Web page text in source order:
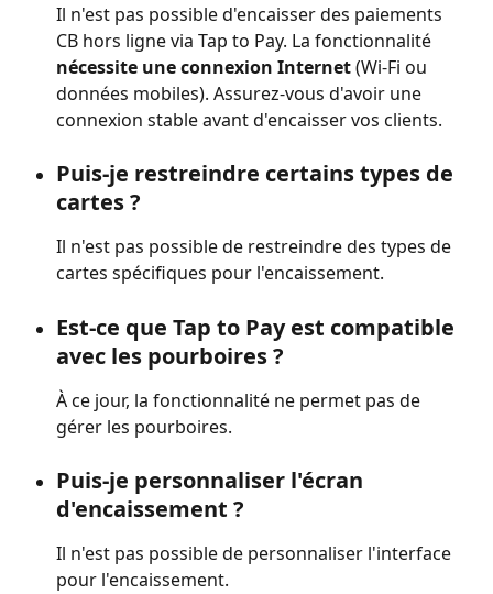
Il n'est pas possible d'encaisser des paiements
CB hors ligne via Tap to Pay. La fonctionnalité
nécessite une connexion Internet (Wi-Fi ou
données mobiles). Assurez-vous d'avoir une
connexion stable avant d'encaisser vos clients.
Puis-je restreindre certains types de
cartes ?
Il n'est pas possible de restreindre des types de
cartes spécifiques pour l'encaissement.
Est-ce que Tap to Pay est compatible
avec les pourboires ?
À ce jour, la fonctionnalité ne permet pas de
gérer les pourboires.
Puis-je personnaliser l'écran
d'encaissement ?
Il n'est pas possible de personnaliser l'interface
pour l'encaissement.